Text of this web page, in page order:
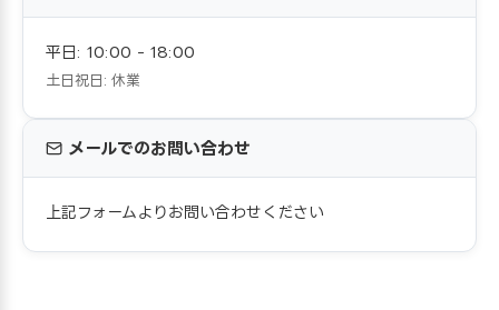
平日: 10:00 - 18:00
土日祝日: 休業
メールでのお問い合わせ
上記フォームよりお問い合わせください